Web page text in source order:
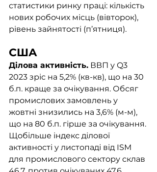
статистики ринку праці: кількість
нових робочих місць (вівторок),
рівень зайнятості (п’ятниця).
CША
Ділова активність. ВВП у Q3
2023 зріс на 5,2% (кв-кв), що на 30
б.п. краще за очікування. Обсяг
промислових замовлень у
жовтні знизились на 3,6% (м-м),
що на 80 б.п. гірше за очікування.
Щобільше індекс ділової
активності у листопаді від ISM
для промислового сектору склав